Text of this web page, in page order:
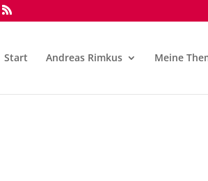
Start Andreas Rimkus Meine